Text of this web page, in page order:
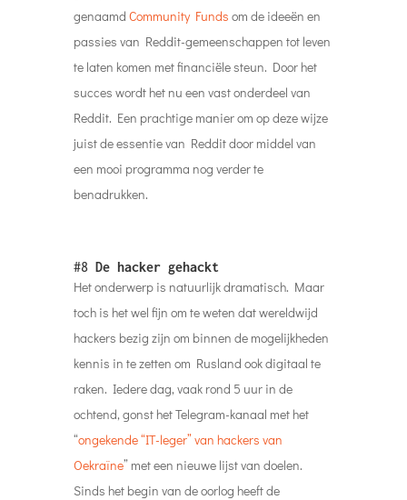
genaamd Community Funds om de ideeën en
passies van Reddit-gemeenschappen tot leven
te laten komen met financiële steun. Door het
succes wordt het nu een vast onderdeel van
Reddit. Een prachtige manier om op deze wijze
juist de essentie van Reddit door middel van
een mooi programma nog verder te
benadrukken.
#8 De hacker gehackt
Het onderwerp is natuurlijk dramatisch. Maar
toch is het wel fijn om te weten dat wereldwijd
hackers bezig zijn om binnen de mogelijkheden
kennis in te zetten om Rusland ook digitaal te
raken. Iedere dag, vaak rond 5 uur in de
ochtend, gonst het Telegram-kanaal met het
“ongekende “IT-leger” van hackers van
Oekraïne” met een nieuwe lijst van doelen.
Sinds het begin van de oorlog heeft de